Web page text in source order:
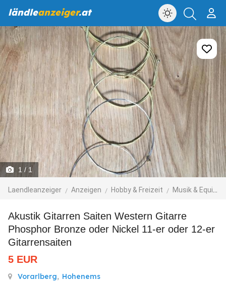
ländleanzeiger.at
1 / 1
Laendleanzeiger Anzeigen Hobby & Freizeit Musik & Equipment
Akustik Gitarren Saiten Western Gitarre
Phosphor Bronze oder Nickel 11-er oder 12-er
Gitarrensaiten
5 EUR
Vorarlberg, Hohenems